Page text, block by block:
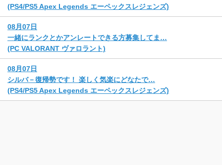
(PS4/PS5 Apex Legends エーペックスレジェンズ)
08月07日
一緒にランクとかアンレートできる方募集してま…
(PC VALORANT ヴァロラント)
08月07日
シルバ－復帰勢です！ 楽しく気楽にどなたで…
(PS4/PS5 Apex Legends エーペックスレジェンズ)